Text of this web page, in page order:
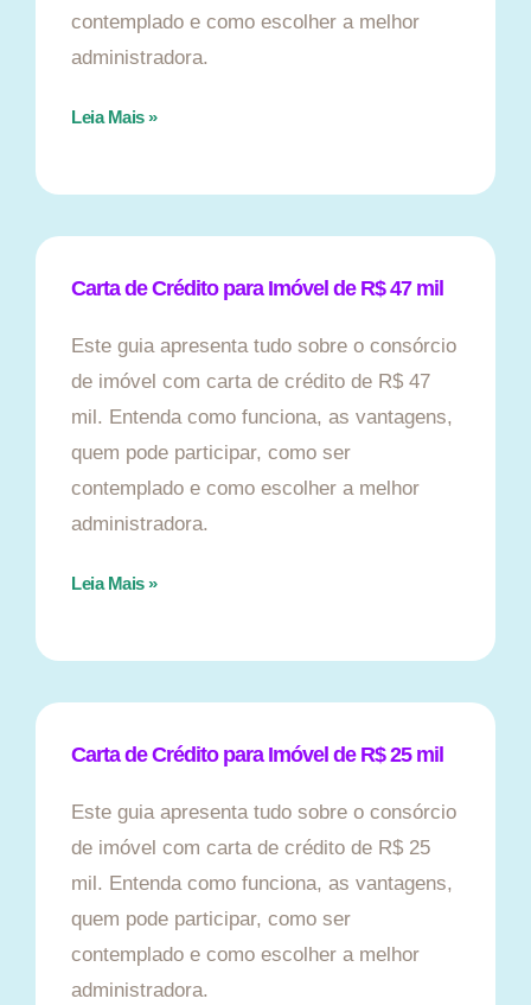
contemplado e como escolher a melhor
administradora.
Leia Mais »
Carta de Crédito para Imóvel de R$ 47 mil
Este guia apresenta tudo sobre o consórcio
de imóvel com carta de crédito de R$ 47
mil. Entenda como funciona, as vantagens,
quem pode participar, como ser
contemplado e como escolher a melhor
administradora.
Leia Mais »
Carta de Crédito para Imóvel de R$ 25 mil
Este guia apresenta tudo sobre o consórcio
de imóvel com carta de crédito de R$ 25
mil. Entenda como funciona, as vantagens,
quem pode participar, como ser
contemplado e como escolher a melhor
administradora.